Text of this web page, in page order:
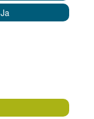
Ja